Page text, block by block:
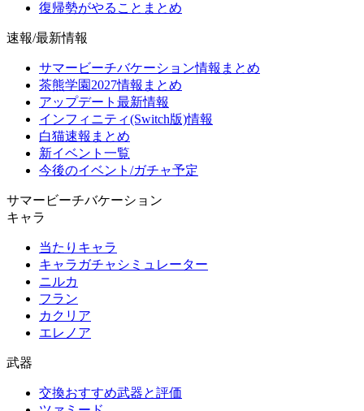
復帰勢がやることまとめ
速報/最新情報
サマービーチバケーション情報まとめ
茶熊学園2027情報まとめ
アップデート最新情報
インフィニティ(Switch版)情報
白猫速報まとめ
新イベント一覧
今後のイベント/ガチャ予定
サマービーチバケーション
キャラ
当たりキャラ
キャラガチャシミュレーター
ニルカ
フラン
カクリア
エレノア
武器
交換おすすめ武器と評価